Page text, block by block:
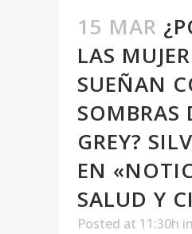
15 MAR
LAS
SUEÑAN
SOMBRAS
GREY?
EN
SALUD Y
Posted at 11:30h in